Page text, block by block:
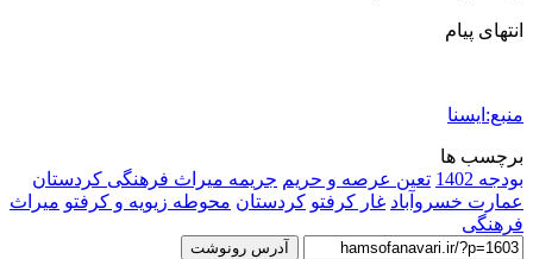
انتهای پیام
منبع:ایسنا
برچسب ها
بودجه 1402
تعین عرصه و حریم جریمه میراث فرهنگی کردستان
عمارت خسروآباد غار كرفتو كردستان محوطه زیویه و کرفتو میراث
فرهنگی
آدرس رونوشت